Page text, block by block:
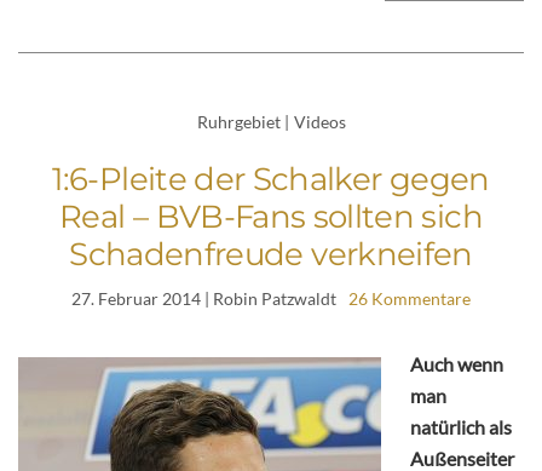
Ruhrgebiet | Videos
1:6-Pleite der Schalker gegen
Real – BVB-Fans sollten sich
Schadenfreude verkneifen
27. Februar 2014 | Robin Patzwaldt 26 Kommentare
Auch wenn
man
natürlich als
Außenseiter